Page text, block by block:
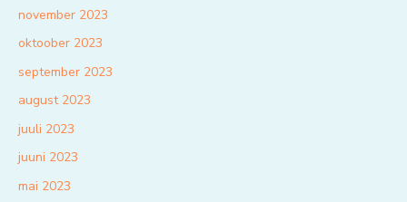
november 2023
oktoober 2023
september 2023
august 2023
juuli 2023
juuni 2023
mai 2023